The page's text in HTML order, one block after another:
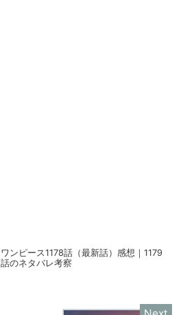
ワンピース1178話（最新話）感想｜1179
話のネタバレ考察